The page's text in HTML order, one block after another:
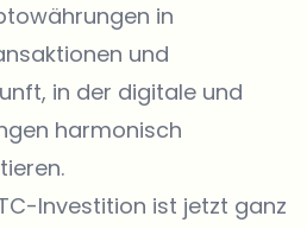
in
und
in der digitale und
harmonisch
Investition ist jetzt ganz